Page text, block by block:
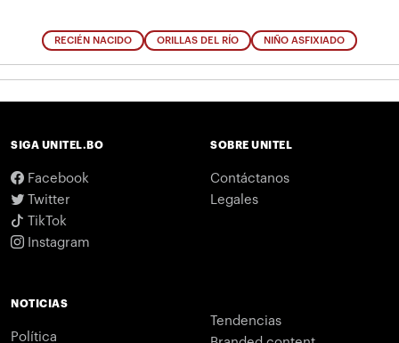
RECIÉN NACIDO ORILLAS DEL RÍO NIÑO ASFIXIADO
SIGA UNITEL.BO
Facebook
Twitter
TikTok
Instagram
SOBRE UNITEL
Contáctanos
Legales
NOTICIAS
Política
Tendencias